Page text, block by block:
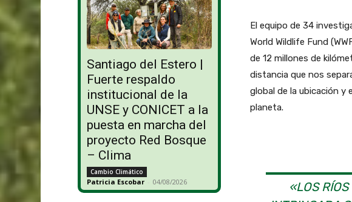
Santiago del Estero |
Fuerte respaldo
institucional de la
UNSE y CONICET a la
puesta en marcha del
proyecto Red Bosque
– Clima
Cambio Climático
Patricia Escobar - 04/08/2026
El equipo de 34
World Wildlife Fund
de 12 millones de
distancia que nos
global de la ubicación y
planeta.
«LOS